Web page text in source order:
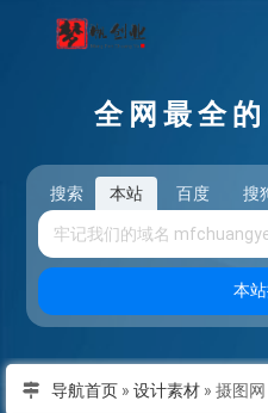
全网最全
搜索 本站 百度 搜
本
导航首页» 设计素材» 摄图网